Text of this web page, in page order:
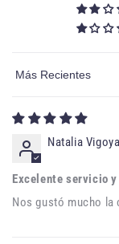
Sort by
Natalia Vigoya
Excelente servicio
Nos gustó mucho la